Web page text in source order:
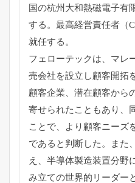
国の杭州大和熱磁電子有
する。 最高経営責任者（
就任する。
フェローテックは、マレ
売会社を設立し顧客開拓
顧客企業、 潜在顧客から
寄せられたこともあり、
ことで、
より顧客ニーズ
であると判断した。
また
え、 半導体製造装置分野
み立ての世界的リーダー